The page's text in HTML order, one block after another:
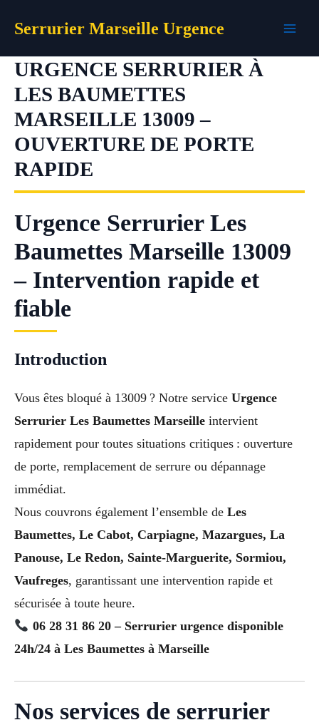
Serrurier Marseille Urgence
URGENCE SERRURIER À
LES BAUMETTES
MARSEILLE 13009 –
OUVERTURE DE PORTE
RAPIDE
Urgence Serrurier Les
Baumettes Marseille 13009
– Intervention rapide et
fiable
Introduction
Vous êtes bloqué à 13009 ? Notre service Urgence
Serrurier Les Baumettes Marseille intervient
rapidement pour toutes situations critiques : ouverture
de porte, remplacement de serrure ou dépannage
immédiat.
Nous couvrons également l’ensemble de Les
Baumettes, Le Cabot, Carpiagne, Mazargues, La
Panouse, Le Redon, Sainte-Marguerite, Sormiou,
Vaufreges, garantissant une intervention rapide et
sécurisée à toute heure.
06 28 31 86 20 – Serrurier urgence disponible
24h/24 à Les Baumettes à Marseille
Nos services de serrurier